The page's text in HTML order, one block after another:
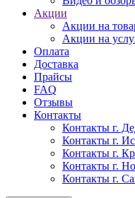
Акции
Акции на
Акции на
Оплата
Доставка
Прайсы
FAQ
Отзывы
Контакты
Контакты г.
Контакты г.
Контакты г.
Контакты г.
Контакты г.